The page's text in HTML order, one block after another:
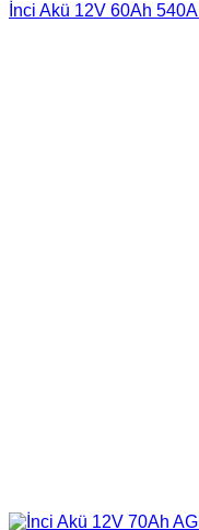
İnci Akü 12V 60Ah